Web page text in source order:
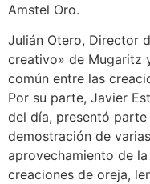
Amstel Oro.
Julián Otero, Director
creativo» de Mugaritz
común entre las
Por su parte, Javier
del día, presentó
demostración de
aprovechamiento de
creaciones de oreja,